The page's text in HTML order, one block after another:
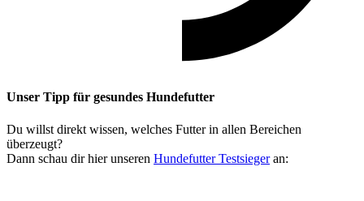
Unser Tipp für gesundes Hundefutter
Du willst direkt wissen, welches Futter in allen Bereichen
überzeugt?
Dann schau dir hier unseren Hundefutter Testsiegeran: